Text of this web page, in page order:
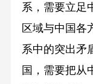
系，需要立足
区域与中国各
系中的突出矛
国，需要把从